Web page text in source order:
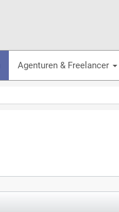
Agenturen & Freelancer